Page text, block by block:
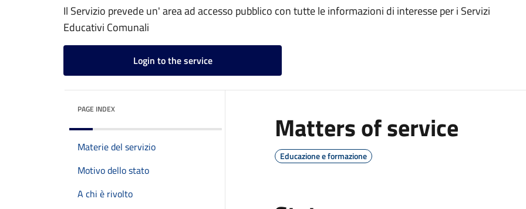
Il Servizio prevede un' area ad accesso pubblico con tutte le informazioni di interesse per i Servizi
Educativi Comunali
Login to the service
PAGE INDEX
Materie del servizio
Motivo dello stato
A chi è rivolto
Matters of service
Educazione e formazione